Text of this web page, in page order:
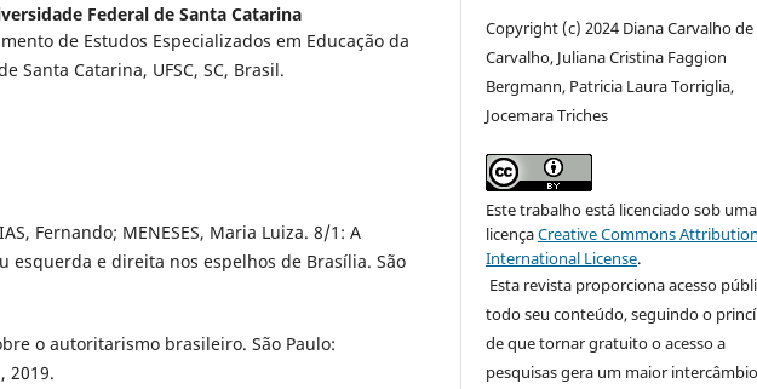
Federal de Santa Catarina
de Estudos Especializados em Educação da
Santa Catarina, UFSC, SC, Brasil.
Fernando; MENESES, Maria Luiza. 8/1: A
esquerda e direita nos espelhos de Brasília. São
o autoritarismo brasileiro. São Paulo:
2019.
Copyright (c) 2024 Diana Carvalho de
Carvalho, Juliana Cristina Faggion
Bergmann, Patricia Laura Torriglia,
Jocemara Triches
Este trabalho está licenciado sob uma
licençaCreative Commons
International License.
Esta revista proporciona acesso
todo seu conteúdo, seguindo o
de que tornar gratuito o acesso a
pesquisas gera um maior intercâmbio